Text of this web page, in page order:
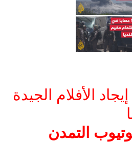
الأفلام الجيدة
التمدن